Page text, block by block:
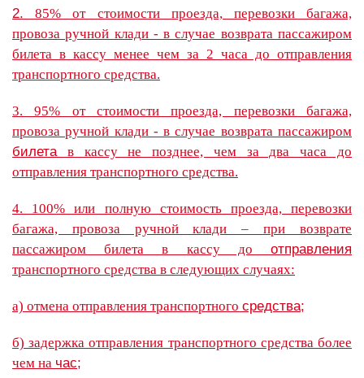
2. 85% от стоимости проезда, перевозки багажа,
провоза ручной клади - в случае возврата пассажиром
билета в кассу менее чем за 2 часа до отправления
транспортного средства.
3. 95% от стоимости проезда, перевозки багажа,
провоза ручной клади - в случае возврата пассажиром
билетав кассу не позднее, чем за два часа до
отправления транспортного средства.
4. 100% или полную стоимость проезда, перевозки
багажа, провоза ручной клади – при возврате
пассажиром билета в кассу до отправления
транспортного средства в следующих случаях:
а) отмена отправления транспортного средства;
б) задержка отправления транспортного средства более
чем на час;